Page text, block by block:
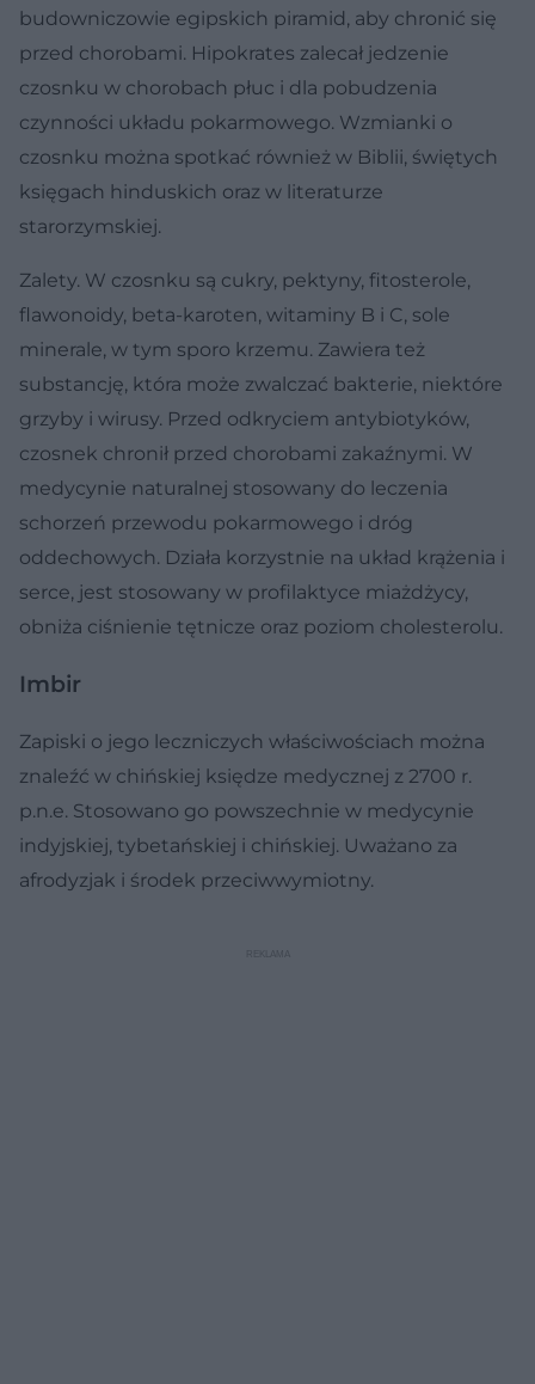
budowniczowie egipskich piramid, aby chronić się
przed chorobami. Hipokrates zalecał jedzenie
czosnku w chorobach płuc i dla pobudzenia
czynności układu pokarmowego. Wzmianki o
czosnku można spotkać również w Biblii, świętych
księgach hinduskich oraz w literaturze
starorzymskiej.
Zalety. W czosnku są cukry, pektyny, fitosterole,
flawonoidy, beta-karoten, witaminy B i C, sole
minerale, w tym sporo krzemu. Zawiera też
substancję, która może zwalczać bakterie, niektóre
grzyby i wirusy. Przed odkryciem antybiotyków,
czosnek chronił przed chorobami zakaźnymi. W
medycynie naturalnej stosowany do leczenia
schorzeń przewodu pokarmowego i dróg
oddechowych. Działa korzystnie na układ krążenia i
serce, jest stosowany w profilaktyce miażdżycy,
obniża ciśnienie tętnicze oraz poziom cholesterolu.
Imbir
Zapiski o jego leczniczych właściwościach można
znaleźć w chińskiej księdze medycznej z 2700 r.
p.n.e. Stosowano go powszechnie w medycynie
indyjskiej, tybetańskiej i chińskiej. Uważano za
afrodyzjak i środek przeciwwymiotny.